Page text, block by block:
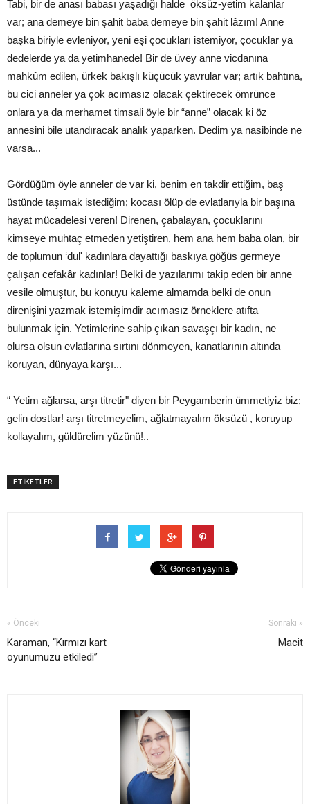
Tabi, bir de anası babası yaşadığı halde öksüz-yetim kalanlar
var; ana demeye bin şahit baba demeye bin şahit lâzım! Anne
başka biriyle evleniyor, yeni eşi çocukları istemiyor, çocuklar ya
dedelerde ya da yetimhanede! Bir de üvey anne vicdanına
mahkûm edilen, ürkek bakışlı küçücük yavrular var; artık bahtına,
bu cici anneler ya çok acımasız olacak çektirecek ömrünce
onlara ya da merhamet timsali öyle bir “anne” olacak ki öz
annesini bile utandıracak analık yaparken. Dedim ya nasibinde ne
varsa...
Gördüğüm öyle anneler de var ki, benim en takdir ettiğim, baş
üstünde taşımak istediğim; kocası ölüp de evlatlarıyla bir başına
hayat mücadelesi veren! Direnen, çabalayan, çocuklarını
kimseye muhtaç etmeden yetiştiren, hem ana hem baba olan, bir
de toplumun ‘dul' kadınlara dayattığı baskıya göğüs germeye
çalışan cefakâr kadınlar! Belki de yazılarımı takip eden bir anne
vesile olmuştur, bu konuyu kaleme almamda belki de onun
direnişini yazmak istemişimdir acımasız örneklere atıfta
bulunmak için. Yetimlerine sahip çıkan savaşçı bir kadın, ne
olursa olsun evlatlarına sırtını dönmeyen, kanatlarının altında
koruyan, dünyaya karşı...
“ Yetim ağlarsa, arşı titretir" diyen bir Peygamberin ümmetiyiz biz;
gelin dostlar! arşı titretmeyelim, ağlatmayalım öksüzü , koruyup
kollayalım, güldürelim yüzünü!..
ETİKETLER
« Önceki
Karaman, “Kırmızı kart
oyunumuzu etkiledi”
Sonraki »
Macit